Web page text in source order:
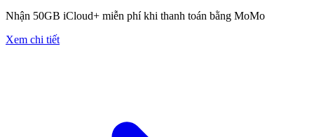
Nhận 50GB iCloud+ miễn phí khi thanh toán bằng MoMo
Xem chi tiết